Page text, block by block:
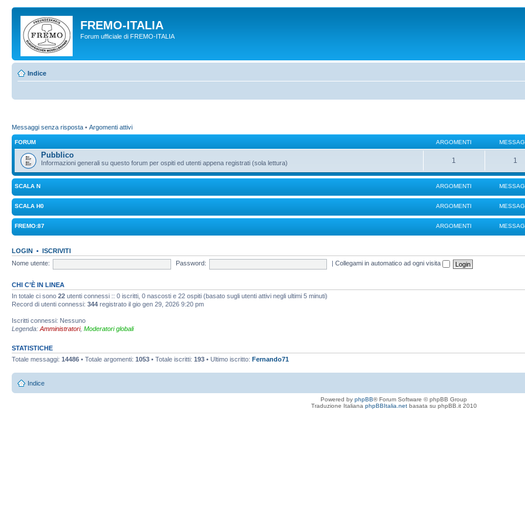
FREMO-ITALIA
Forum ufficiale di FREMO-ITALIA
Indice
Messaggi senza risposta • Argomenti attivi
FORUM ARGOMENTI
Pubblico
Informazioni generali su questo forum per ospiti ed utenti appena registrati (sola lettura) 1 1
SCALA N ARGOMENTI
SCALA H0 ARGOMENTI
FREMO:87 ARGOMENTI
LOGIN • ISCRIVITI
Nome utente:
Password: |Collegami in automatico ad ogni visita
CHI C’È IN LINEA
In totale ci sono 22 utenti connessi :: 0 iscritti, 0 nascosti e 22 ospiti (basato sugli utenti attivi negli ultimi 5 minuti)
Record di utenti connessi: 344 registrato il gio gen 29, 2026 9:20 pm
Iscritti connessi: Nessuno
Legenda: Amministratori, Moderatori globali
STATISTICHE
Totale messaggi: 14486 • Totale argomenti: 1053 • Totale iscritti: 193 • Ultimo iscritto: Fernando71
Indice
Powered by phpBB® Forum Software © phpBB Group
Traduzione Italiana phpBBItalia.netbasata su phpBB.it 2010